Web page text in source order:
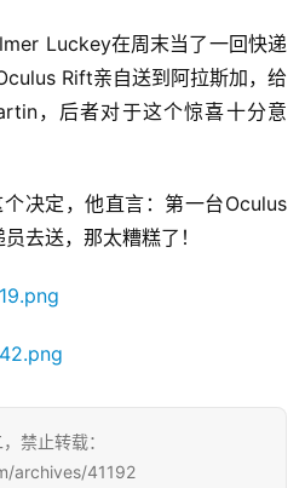
Luckey在周末当了一回快递
Rift亲自送到阿拉斯加，给
，后者对于这个惊喜十分意
决定，他直言：第一台Oculus
去送，那太糟糕了！
禁止转载：
archives/41192